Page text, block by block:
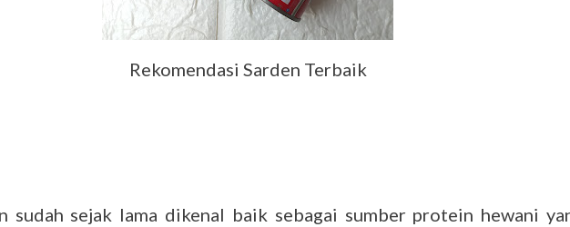
Rekomendasi Sarden Terbaik
sudah sejak lama dikenal baik sebagai sumber protein hewani